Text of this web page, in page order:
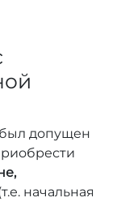
был допущен
начальная